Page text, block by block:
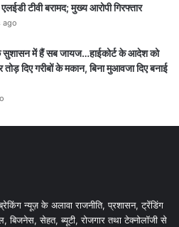
टीवी बरामद; मुख्य आरोपी गिरफ्तार
ago
सुशासन में हैं सब जायज…हाईकोर्ट के आदेश को
तोड़ दिए गरीबों के मकान, बिना मुआवजा दिए बनाई
न्यूज़ के अलावा राजनीति, प्रशासन, ट्रेंडिंग
सेहत, ब्यूटी, रोजगार तथा टेक्नोलॉजी से